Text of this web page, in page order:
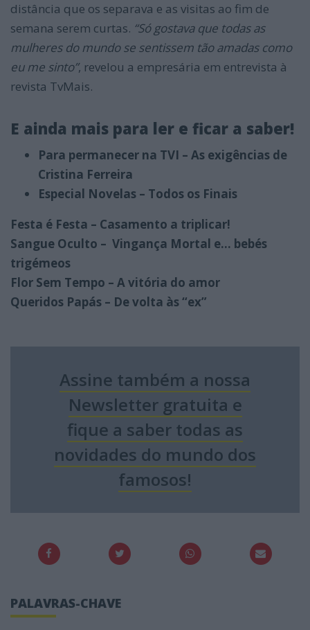
distância que os separava e as visitas ao fim de
semana serem curtas. “Só gostava que todas as
mulheres do mundo se sentissem tão amadas como
eu me sinto”, revelou a empresária em entrevista à
revista TvMais.
E ainda mais para ler e ficar a saber!
Para permanecer na TVI – As exigências de
Cristina Ferreira
Especial Novelas – Todos os Finais
Festa é Festa – Casamento a triplicar!
Sangue Oculto – Vingança Mortal e… bebés
trigémeos
Flor Sem Tempo – A vitória do amor
Queridos Papás – De volta às “ex”
Assine também a nossa
Newsletter gratuita e
fique a saber todas as
novidades do mundo dos
famosos!
PALAVRAS-CHAVE